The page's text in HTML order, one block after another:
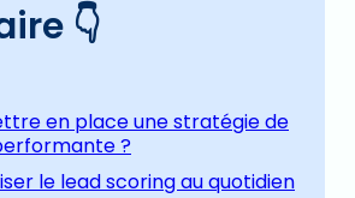
👇
en place une stratégie de
?
le lead scoring au quotidien